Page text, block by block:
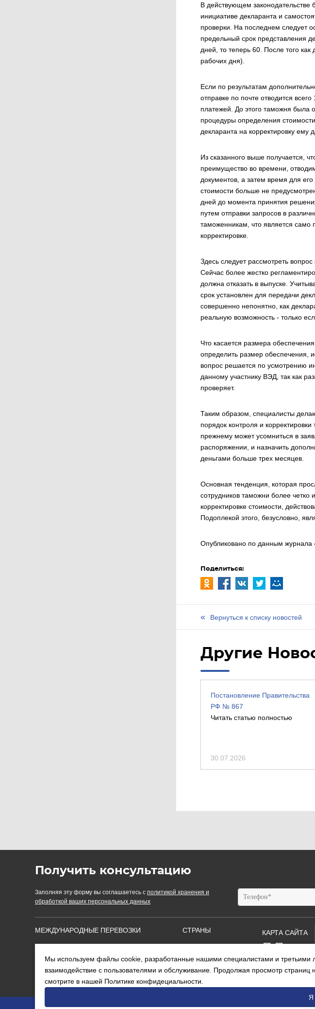
В действующем законодательстве
инициативе декларанта и
проверки. На последнем следует
предельный срок представления
дней, то теперь 60. После того
рабочих дня).
Если по результатам
отправке по почте отводится
платежей. До этого таможня была
процедуры определения
декларанта на корректировку
Из сказанного выше получается,
преимущество во времени,
документов, а затем время для
стоимости больше не
дней до момента принятия
путем отправки запросов в
таможенникам, что является
корректировке.
Здесь следует рассмотреть
Сейчас более жестко
должна отказать в выпуске.
срок установлен для передачи
совершенно непонятно, как
реальную возможность - только
Что касается размера
определить размер обеспечения,
вопрос решается по усмотрению
данному участнику ВЭД, так как
проверяет.
Таким образом, специалисты
порядок контроля и
прежнему может усомниться в
распоряжении, и назначить
деньгами больше трех месяцев.
Основная тенденция, которая
сотрудников таможни более
корректировке стоимости,
Подоплекой этого, безусловно,
Опубликовано по данным журнала
Поделиться:
Вернуться к списку новостей
Другие
Постановление Правительства
РФ № 867
Читать статью полностью
30.07.2026
Получить консультацию
Заполняя эту форму вы соглашаетесь с политикой хранения и
обработкой ваших персональных данных
МЕЖДУНАРОДНЫЕ ПЕРЕВОЗКИ СТРАНЫ
СОПУТСТВУЮЩИЕ УСЛУГИ О КОМПАНИИ
ПОЛЕЗНАЯ ИНФОРМАЦИЯ КОНТАКТЫ
КАРТА САЙТА
Открыть
Мы используем файлы cookie, разработанные нашими специалистами и третьими
взаимодействие с пользователями и обслуживание. Продолжая просмотр
смотрите в нашей Политике конфидециальности.
Я